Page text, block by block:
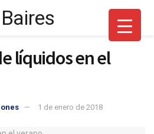
líquidos en el
1 de enero de 2018